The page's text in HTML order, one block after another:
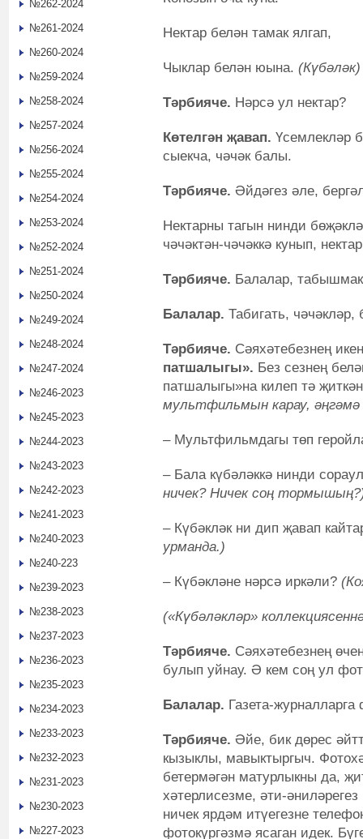
Нектар белән тамак ялгап,
Чыклар белән юына. (Күбәләк)
Тәрбияче. Нәрсә ул нектар?
Көтелгән җавап. Үсемлекләр
сыекча, чәчәк балы.
Тәрбияче. Әйдәгез әле,
Нектарны тагын нинди
чәчәктән-чәчәккә кунып,
Тәрбияче. Балалар,
Балалар. Табигать,
Тәрбияче. Сәяхәтебезнең
патшалыгы». Без сезнең
патшалыгы»на килеп тә
мультфильмын карау, әңгәмә
– Мультфильмдагы төп
– Бала күбәләккә нинди
ничек? Ничек соң
– Күбәкләк ни дип җавап
урманда.)
– Күбәкләне нәрсә иркәли?
(«Күбәләкләр»
Тәрбияче. Сәяхәтебезнең
булып уйнау. Ә кем соң ул
Балалар. Газета-
Тәрбияче. Әйе, бик дөрес
кызыклы, мавыктыргыч.
бетермәгән матурлыкны да,
хәтерлисезме, әти-
ничек ярдәм итүегезне
фотокүргәзмә ясаган идек.
№262-2024
№261-2024
№260-2024
№259-2024
№258-2024
№257-2024
№256-2024
№255-2024
№254-2024
№253-2024
№252-2024
№251-2024
№250-2024
№249-2024
№248-2024
№247-2024
№246-2023
№245-2023
№244-2023
№243-2023
№242-2023
№241-2023
№240-2023
№240-223
№239-2023
№238-2023
№237-2023
№236-2023
№235-2023
№234-2023
№233-2023
№232-2023
№231-2023
№230-2023
№227-2023